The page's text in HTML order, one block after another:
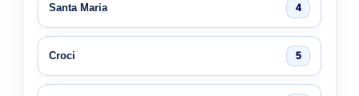
Santa Maria 4
Croci 5